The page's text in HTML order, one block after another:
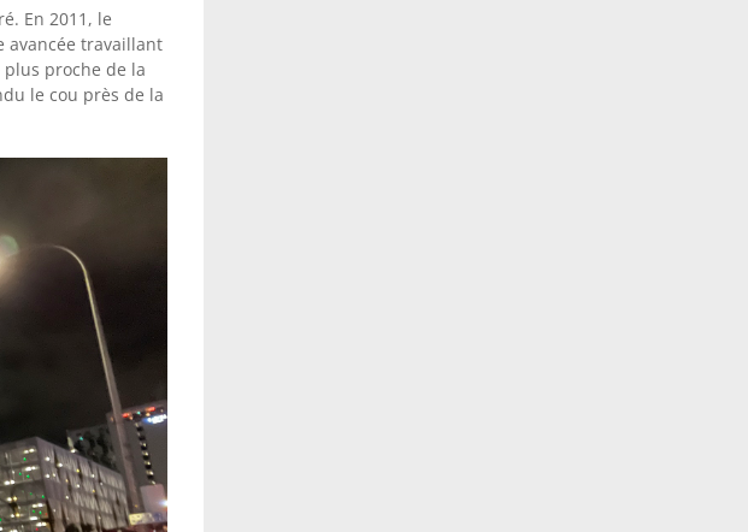
En 2011, le
avancée travaillant
plus proche de la
le cou près de la